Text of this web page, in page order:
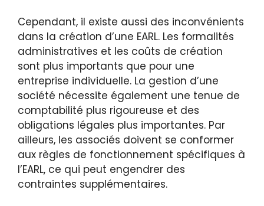
Cependant, il existe aussi des inconvénients
dans la création d’une EARL. Les formalités
administratives et les coûts de création
sont plus importants que pour une
entreprise individuelle. La gestion d’une
société nécessite également une tenue de
comptabilité plus rigoureuse et des
obligations légales plus importantes. Par
ailleurs, les associés doivent se conformer
aux règles de fonctionnement spécifiques à
l’EARL, ce qui peut engendrer des
contraintes supplémentaires.